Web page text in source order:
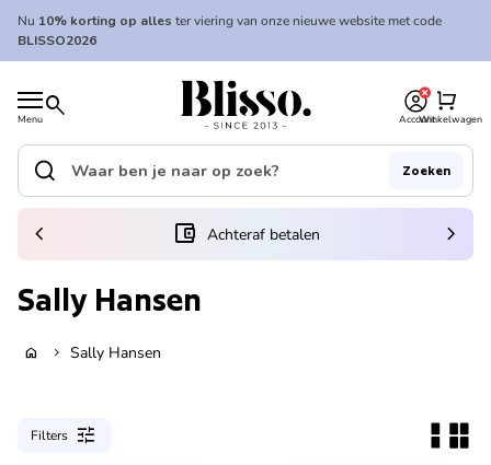
Overslaan naar inhoud
Nu 10% korting op alles ter viering van onze nieuwe website met code
BLISSO2026
Menu search
Home
AccountWinkelwagen
shopping_cart
Home
Zoek op"
search Zoeken
(link opent in nieuw tabblad/venster)
account_balance_wallet Achteraf betalen
chevron_left chevron_right
Sally Hansen
home chevron_right Sally Hansen
Filters tune